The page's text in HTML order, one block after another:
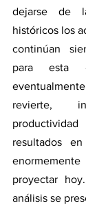
dejarse de
históricos los
continúan
para esta
revierte,
resultados
proyectar
análisis se